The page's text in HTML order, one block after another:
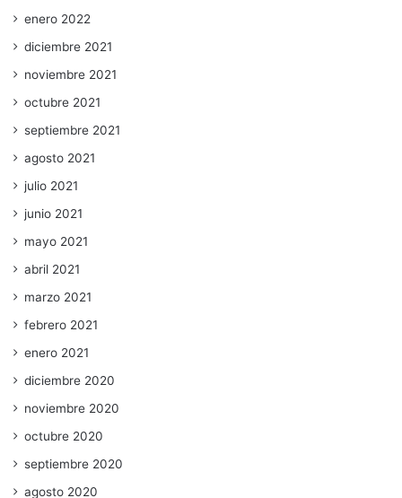
enero 2022
diciembre 2021
noviembre 2021
octubre 2021
septiembre 2021
agosto 2021
julio 2021
junio 2021
mayo 2021
abril 2021
marzo 2021
febrero 2021
enero 2021
diciembre 2020
noviembre 2020
octubre 2020
septiembre 2020
agosto 2020